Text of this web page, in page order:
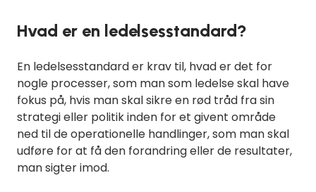
Hvad er en ledelsesstandard?
En ledelsesstandard er krav til, hvad er det for
nogle processer, som man som ledelse skal have
fokus på, hvis man skal sikre en rød tråd fra sin
strategi eller politik inden for et givent område
ned til de operationelle handlinger, som man skal
udføre for at få den forandring eller de resultater,
man sigter imod.